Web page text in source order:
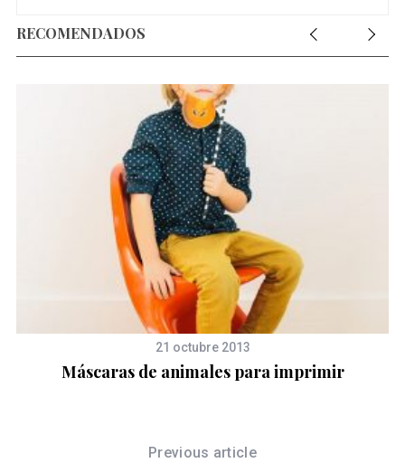
RECOMENDADOS
21 octubre 2013
Máscaras de animales para imprimir
Previous article